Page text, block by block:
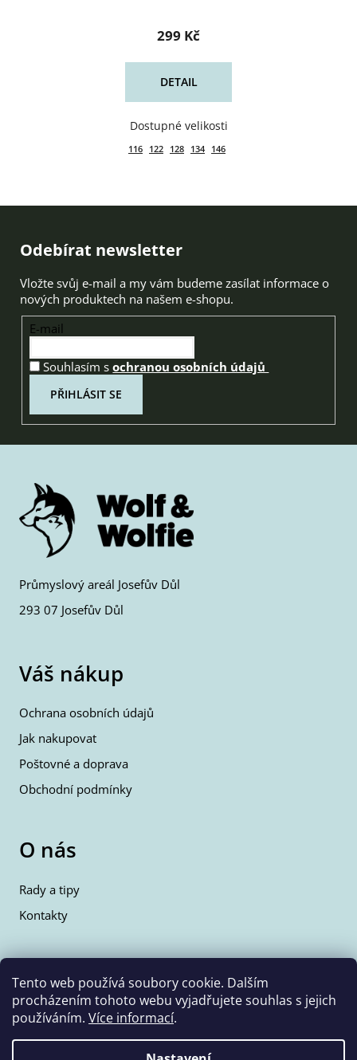
Tento web používá soubory cookie. Dalším
procházením tohoto webu vyjadřujete souhlas s jejich
používáním. Více informací.
299 Kč
DETAIL
116 122 128 134 146
Zápatí
Odebírat newsletter
Vložte svůj e-mail a my vám budeme zasílat informace o
nových produktech na našem e-shopu.
E-mail
Souhlasím sochranou osobních údajů
PŘIHLÁSIT SE
Průmyslový areál Josefův Důl
293 07 Josefův Důl
Váš nákup
Ochrana osobních údajů
Jak nakupovat
Poštovné a doprava
Obchodní podmínky
O nás
Rady a tipy
Kontakty
Kontakty
info@wolfie.cz
+420 777 350 662